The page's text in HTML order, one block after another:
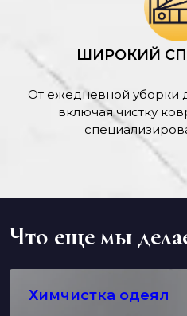
ШИРОКИЙ
От ежедневной уборки
включая чистку
Что еще мы
Химчистка одеял